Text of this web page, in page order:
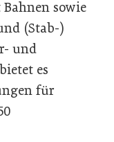
sowie
(Stab-)
und
es
für